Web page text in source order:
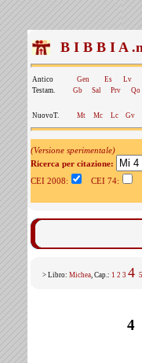
B I B B I A
Antico Gen Es Lv
Testam.
Gb Sal Prv Qo
NuovoT. Mt Mc Lc Gv
(Versione sperimentale)
Ricerca per citazione:
CEI 2008:
CEI 74:
> Libro: Michea, Cap.: 1 2 3 4 5
4